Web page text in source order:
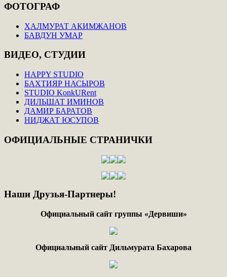
ФОТОГРАФ
ХАЛМУРАТ АКИМЖАНОВ
БАВДУН УМАР
ВИДЕО, СТУДИИ
HAPPY STUDIO
БАХТИЯР НАСЫРОВ
STUDIO KonkURent
ДИЛЬШАТ ИМИНОВ
ДАМИР БАРАТОВ
НИДЖАТ ЮСУПОВ
ОФИЦИАЛЬНЫЕ СТРАНИЧКИ
Наши Друзья-Партнеры!
Официальный сайт группы «Дервиши»
Официальный сайт Дильмурата Бахарова